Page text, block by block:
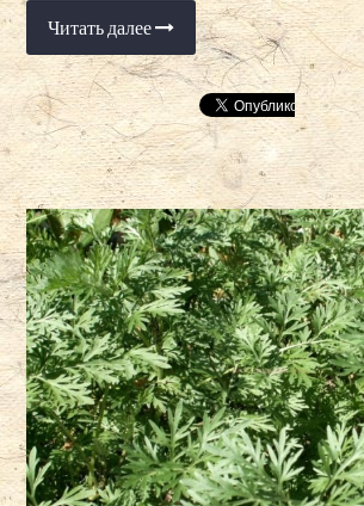
Читать далее«Полынь
горькая
—
лечебные
свойства
и
применение»